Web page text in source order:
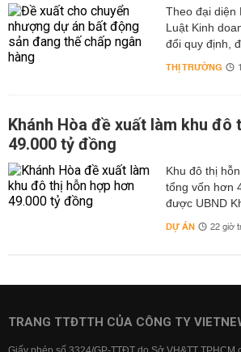
Theo đại diện
Luật Kinh
đổi quy định,
THỊ TRƯỜNG
Khánh Hòa đề xuất làm khu đô
49.000 tỷ đồng
Khu đô thị
tổng vốn hơn
được UBND
DỰ ÁN 22 giờ
TRANG TTĐTTH CỦA CÔNG TY